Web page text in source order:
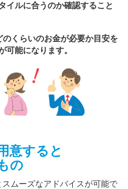
イルに合うのか確認すること
くらいのお金が必要か目安を
可能になります。
意すると
の
ムーズなアドバイスが可能で